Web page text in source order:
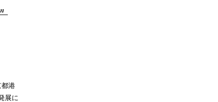
港
展に